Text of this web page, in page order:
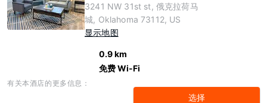
3241 NW 31st st, 俄克拉荷马
城, Oklahoma 73112, US
显示地图
0.9 km
免费 Wi-Fi
有关本酒店的更多信息：
选择